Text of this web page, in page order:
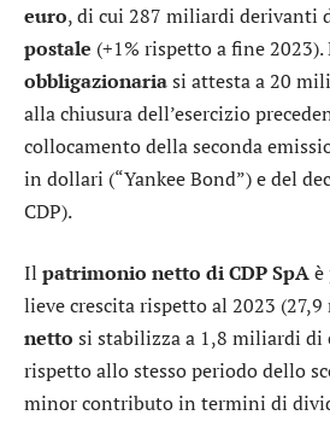
euro, di cui 287 miliardi derivanti
postale (+1% rispetto a fine 2023).
obbligazionariasi attesta a 20
alla chiusura dell’esercizio
collocamento della seconda
in dollari (“Yankee Bond”) e del
CDP).
Il patrimonio netto di CDP SpAè
lieve crescita rispetto al 2023
netto si stabilizza a 1,8 miliardi
rispetto allo stesso periodo dello
minor contributo in termini di